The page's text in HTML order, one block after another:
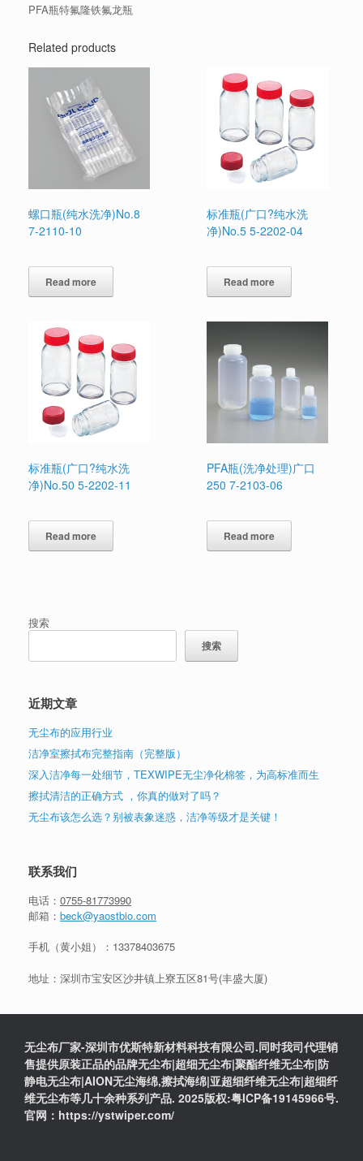
PFA瓶特氟隆铁氟龙瓶
Related products
螺口瓶(纯水洗净)No.8
7-2110-10
Read more
标准瓶(广口?纯水洗
净)No.5 5-2202-04
Read more
标准瓶(广口?纯水洗
净)No.50 5-2202-11
Read more
PFA瓶(洗净处理)广口
250 7-2103-06
Read more
搜索
搜索
近期文章
无尘布的应用行业
洁净室擦拭布完整指南（完整版）
深入洁净每一处细节，TEXWIPE无尘净化棉签，为高标准而生
擦拭清洁的正确方式 ，你真的做对了吗？
无尘布该怎么选？别被表象迷惑，洁净等级才是关键！
联系我们
电话： 0755-81773990
邮箱： beck@yaostbio.com
手机（黄小姐）： 13378403675
地址：深圳市宝安区沙井镇上寮五区81号(丰盛大厦)
无尘布厂家-深圳市优斯特新材料科技有限公司.同时我司代理销
售提供原装正品的品牌无尘布|超细无尘布|聚酯纤维无尘布|防
静电无尘布|AION无尘海绵,擦拭海绵|亚超细纤维无尘布|超细纤
维无尘布等几十余种系列产品. 2025版权:粤ICP备19145966号.
官网：https://ystwiper.com/